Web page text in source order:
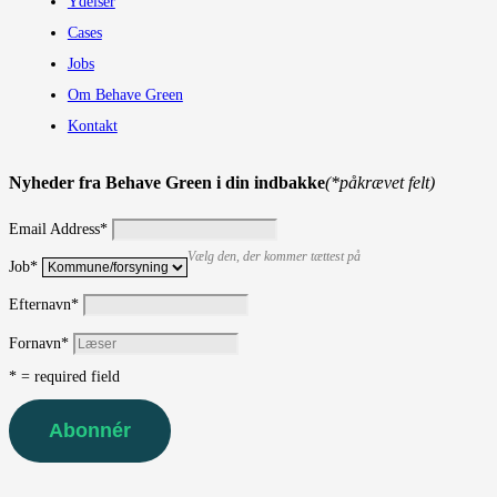
Cases
Jobs
Om Behave Green
Kontakt
Nyheder fra Behave Green i din indbakke(*påkrævet felt)
Email Address*
Job*
Vælg den, der kommer tættest på
Efternavn*
Fornavn*
* = required field